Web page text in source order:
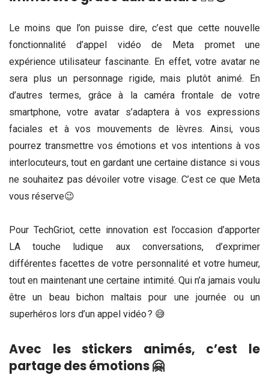
Le moins que l’on puisse dire, c’est que cette nouvelle
fonctionnalité d’appel vidéo de Meta promet une
expérience utilisateur fascinante. En effet, votre avatar ne
sera plus un personnage rigide, mais plutôt animé. En
d’autres termes, grâce à la caméra frontale de votre
smartphone, votre avatar s’adaptera à vos expressions
faciales et à vos mouvements de lèvres. Ainsi, vous
pourrez transmettre vos émotions et vos intentions à vos
interlocuteurs, tout en gardant une certaine distance si vous
ne souhaitez pas dévoiler votre visage. C’est ce que Meta
vous réserve😉
Pour TechGriot, cette innovation est l’occasion d’apporter
LA touche ludique aux conversations, d’exprimer
différentes facettes de votre personnalité et votre humeur,
tout en maintenant une certaine intimité. Qui n’a jamais voulu
être un beau bichon maltais pour une journée ou un
superhéros lors d’un appel vidéo ? 😅
Avec les stickers animés, c’est le
partage des émotions 🤗